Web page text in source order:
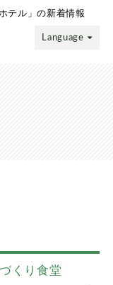
テル」の新着情報
Language
くり食堂